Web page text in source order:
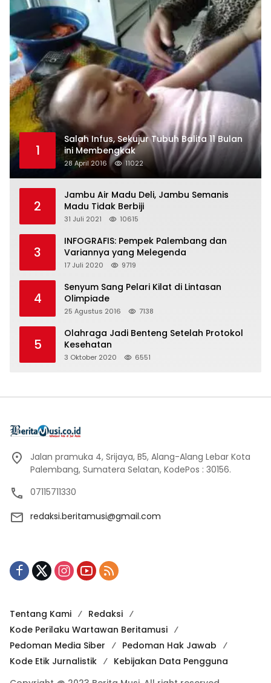
1
Salah Infus, Sekujur Tubuh Balita 11 Bulan
ini Membengkak
28 April 2016 11022
2
Jambu Air Madu Deli, Jambu Semanis
Madu Tidak Berbiji
31 Juli 2021 10615
3
INFOGRAFIS: Pempek Palembang dan
Variannya yang Melegenda
17 Juli 2020 9719
4
Senyum Sang Pelari Kilat di Lintasan
Olimpiade
25 Agustus 2016 7138
5
Olahraga Jadi Benteng Setelah Protokol
Kesehatan
3 Oktober 2020 6551
Jalan pramuka 4, Srijaya, B5, Alang-Alang Lebar Kota
Palembang, Sumatera Selatan, KodePos : 30156.
07115711330
redaksi.beritamusi@gmail.com
Tentang Kami
Redaksi
Kode Perilaku Wartawan Beritamusi
Pedoman Media Siber
Pedoman Hak Jawab
Kode Etik Jurnalistik
Kebijakan Data Pengguna